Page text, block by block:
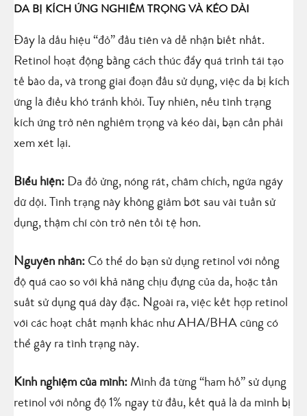
DA BỊ KÍCH ỨNG NGHIÊM TRỌNG VÀ KÉO DÀI
Đây là dấu hiệu “đỏ” đầu tiên và dễ nhận biết nhất.
Retinol hoạt động bằng cách thúc đẩy quá trình tái tạo
tế bào da, và trong giai đoạn đầu sử dụng, việc da bị kích
ứng là điều khó tránh khỏi. Tuy nhiên, nếu tình trạng
kích ứng trở nên nghiêm trọng và kéo dài, bạn cần phải
xem xét lại.
Biểu hiện: Da đỏ ửng, nóng rát, châm chích, ngứa ngáy
dữ dội. Tình trạng này không giảm bớt sau vài tuần sử
dụng, thậm chí còn trở nên tồi tệ hơn.
Nguyên nhân: Có thể do bạn sử dụng retinol với nồng
độ quá cao so với khả năng chịu đựng của da, hoặc tần
suất sử dụng quá dày đặc. Ngoài ra, việc kết hợp retinol
với các hoạt chất mạnh khác như AHA/BHA cũng có
thể gây ra tình trạng này.
Kinh nghiệm của mình: Mình đã từng “ham hố” sử dụng
retinol với nồng độ 1% ngay từ đầu, kết quả là da mình bị